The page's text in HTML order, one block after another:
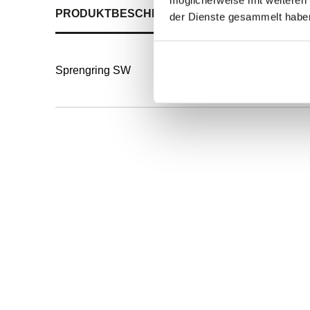
der Dienste gesammelt
PRODUKTBESCHREIBUNGALLE
Sprengring SW